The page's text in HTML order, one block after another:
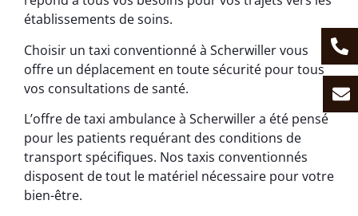
établissements de soins.
Choisir un taxi conventionné à Scherwiller vous
offre un déplacement en toute sécurité pour tous
vos consultations de santé.
L’offre de taxi ambulance à Scherwiller a été pensé
pour les patients requérant des conditions de
transport spécifiques. Nos taxis conventionnés
disposent de tout le matériel nécessaire pour votre
bien-être.